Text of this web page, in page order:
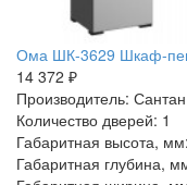
Ома ШК-3629 Шкаф-
14 372 ₽
Производитель: Сантан
Количество дверей: 1
Габаритная высота,
Габаритная глубина,